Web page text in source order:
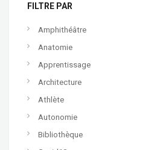
FILTRE PAR
Amphithéâtre
Anatomie
Apprentissage
Architecture
Athlète
Autonomie
Bibliothèque